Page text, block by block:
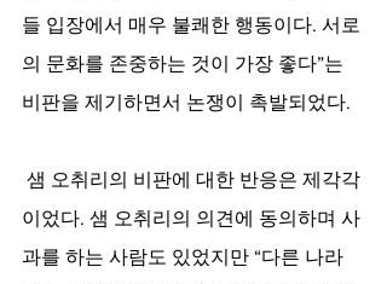
들 입장에서 매우 불쾌한 행동이다. 서로
의 문화를 존중하는 것이 가장 좋다”는
비판을 제기하면서 논쟁이 촉발되었다.
샘 오취리의 비판에 대한 반응은 제각각
이었다. 샘 오취리의 의견에 동의하며 사
과를 하는 사람도 있었지만 “다른 나라